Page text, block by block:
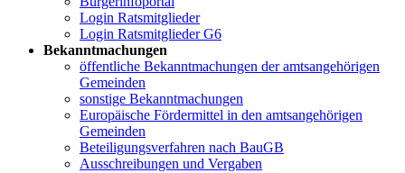
Login Ratsmitglieder
Login Ratsmitglieder G6
Bekanntmachungen
öffentliche Bekanntmachungen der amtsangehörigen
Gemeinden
sonstige Bekanntmachungen
Europäische Fördermittel in den amtsangehörigen
Gemeinden
Beteiligungsverfahren nach BauGB
Ausschreibungen und Vergaben